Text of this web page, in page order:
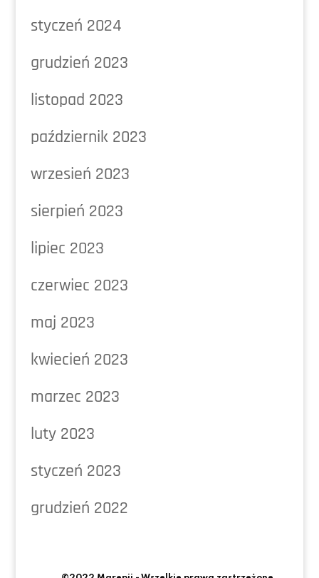
styczeń 2024
grudzień 2023
listopad 2023
październik 2023
wrzesień 2023
sierpień 2023
lipiec 2023
czerwiec 2023
maj 2023
kwiecień 2023
marzec 2023
luty 2023
styczeń 2023
grudzień 2022